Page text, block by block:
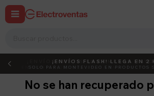

DEBUT ACTIVÁ EL
¡ENVÍOS GRATIS EN COMPRAS
EN MONTEVIDEO, NO APLICA PARA ENVÍOS
¡ENVÍOS FLASH! LLEGA EN 2
SOLO PARA MONTEVIDEO EN PRODUCTOS
No se han recuperado